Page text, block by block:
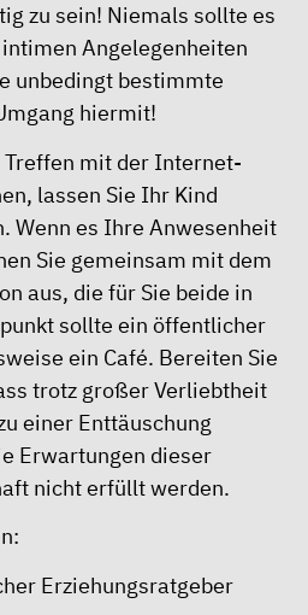
zu sein! Niemals sollte es
Angelegenheiten
unbedingt bestimmte
hiermit!
mit der Internet-
lassen Sie Ihr Kind
Wenn es Ihre Anwesenheit
Sie gemeinsam mit dem
aus, die für Sie beide in
sollte ein öffentlicher
ein Café. Bereiten Sie
trotz großer Verliebtheit
einer Enttäuschung
Erwartungen dieser
nicht erfüllt werden.
Erziehungsratgeber